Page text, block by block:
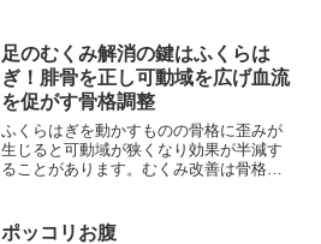
足のむくみ解消の鍵はふくらは
ぎ！腓骨を正し可動域を広げ血流
を促がす骨格調整
ふくらはぎを動かすものの骨格に歪みが
生じると可動域が狭くなり効果が半減す
ることがあります。むくみ改善は骨格か
ポッコリお腹